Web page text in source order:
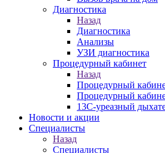
Диагностика
Назад
Диагностика
Анализы
УЗИ диагностика
Процедурный кабинет
Назад
Процедурный
Процедурный
13С-уреазный
Новости и акции
Специалисты
Назад
Специалисты